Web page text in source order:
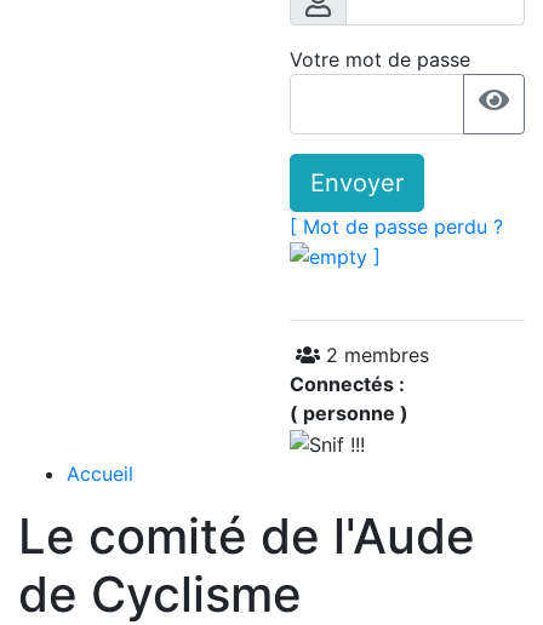
Votre mot de passe
Envoyer
[ Mot de passe perdu ?
]
2 membres
Connectés :
( personne )
Accueil
Le comité de l'Aude
de Cyclisme